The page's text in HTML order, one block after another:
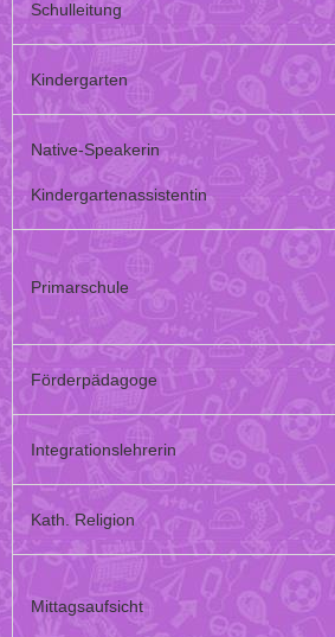
Schulleitung
Kindergarten
Native-Speakerin
Kindergartenassistentin
Primarschule
Förderpädagoge
Integrationslehrerin
Kath. Religion
Mittagsaufsicht